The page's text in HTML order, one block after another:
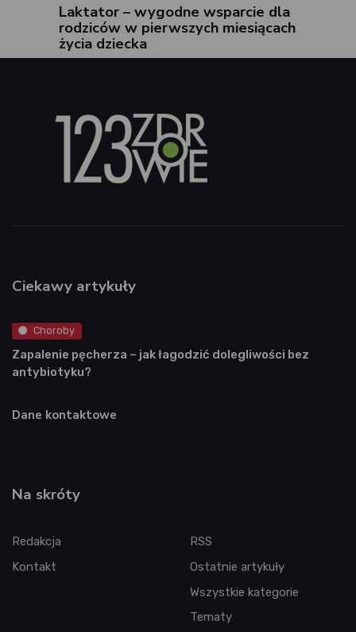
Laktator – wygodne wsparcie dla
rodziców w pierwszych miesiącach
życia dziecka
Ciekawy artykuły
Choroby
Zapalenie pęcherza – jak łagodzić dolegliwości bez
antybiotyku?
Dane kontaktowe
Na skróty
Redakcja
Kontakt
RSS
Ostatnie artykuły
Wszystkie kategorie
Tematy